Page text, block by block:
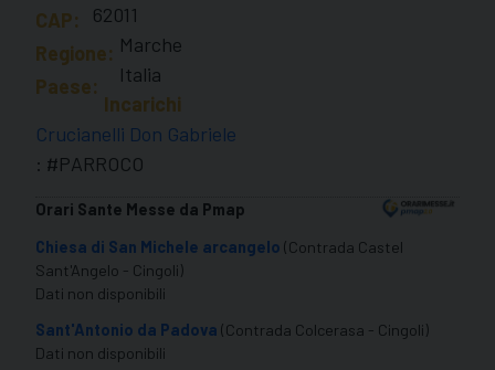
CAP:
62011
Regione: Marche
Paese:
Italia
Incarichi
Crucianelli Don Gabriele
: #PARROCO
Orari Sante Messe da Pmap
Chiesa di San Michele arcangelo (Contrada Castel
Sant'Angelo - Cingoli)
Dati non disponibili
Sant'Antonio da Padova (Contrada Colcerasa - Cingoli)
Dati non disponibili